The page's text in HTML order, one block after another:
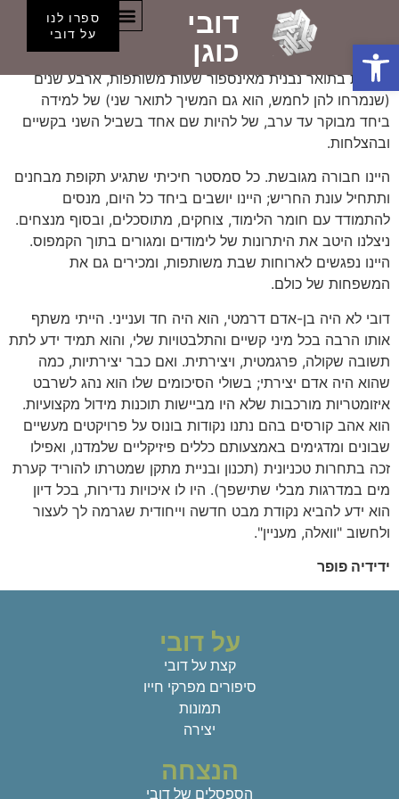
דובי
כוגן
ספרו לנו
על דובי
כמה שהוא היה יצירתי
חברות בתואר נבנית מאינספור שעות משותפות, ארבע שנים
(שנמרחו להן לחמש, הוא גם המשיך לתואר שני) של למידה
ביחד מבוקר עד ערב, של להיות שם אחד בשביל השני בקשיים
ובהצלחות.
היינו חבורה מגובשת. כל סמסטר חיכיתי שתגיע תקופת מבחנים
ותתחיל עונת החריש; היינו יושבים ביחד כל היום, מנסים
להתמודד עם חומר הלימוד, צוחקים, מתוסכלים, ובסוף מנצחים.
ניצלנו היטב את היתרונות של לימודים ומגורים בתוך הקמפוס.
היינו נפגשים לארוחות שבת משותפות, ומכירים גם את
המשפחות של כולם.
דובי לא היה בן-אדם דרמטי, הוא היה חד וענייני. הייתי משתף
אותו הרבה בכל מיני קשיים והתלבטויות שלי, והוא תמיד ידע לתת
תשובה שקולה, פרגמטית, ויצירתית. ואם כבר יצירתיות, כמה
שהוא היה אדם יצירתי; בשולי הסיכומים שלו הוא נהג לשרבט
איזומטריות מורכבות שלא היו מביישות תוכנות מידול מקצועיות.
הוא אהב קורסים בהם נתנו נקודות בונוס על פרויקטים מעשיים
שבונים ומדגימים באמצעותם כללים פיזיקליים שלמדנו, ואפילו
זכה בתחרות טכניונית (תכנון ובניית מתקן שמטרתו להוריד קערת
מים במדרגות מבלי שתישפך). היו לו איכויות נדירות, בכל דיון
הוא ידע להביא נקודת מבט חדשה וייחודית שגרמה לך לעצור
ולחשוב "וואלה, מעניין".
ידידיה פופר
על דובי
קצת על דובי
סיפורים מפרקי חייו
תמונות
יצירה
הנצחה
הספסלים של דובי
פתח סרגל נגישות